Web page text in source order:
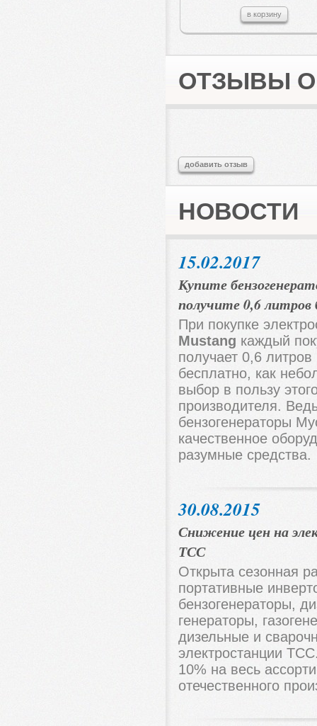
в корзину
ОТЗЫВЫ О
добавить отзыв
НОВОСТИ
15.02.2017
Купите
получите 0,6
При покупке
Mustang каждый
получает 0,6
бесплатно, как
выбор в пользу
производителя.
бензогенераторы
качественное
разумные средства.
30.08.2015
Снижение цен на
ТСС
Открыта сезонная
портативные
бензогенераторы,
генераторы,
дизельные и
электростанции
10% на весь
отечественного